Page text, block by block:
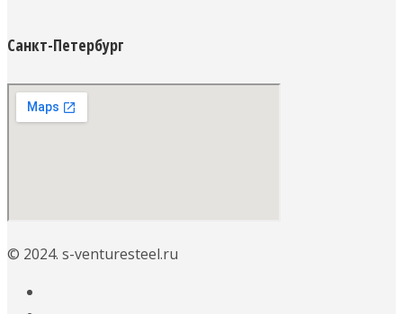
Санкт-Петербург
© 2024. s-venturesteel.ru